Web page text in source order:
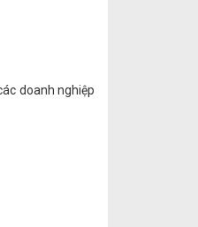
doanh nghiệp